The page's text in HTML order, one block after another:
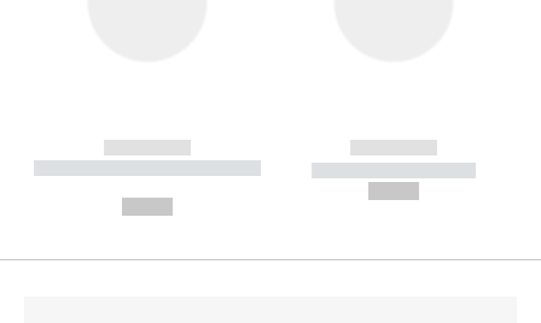
------------
----------- ----------- --------
------------
----------- -----------